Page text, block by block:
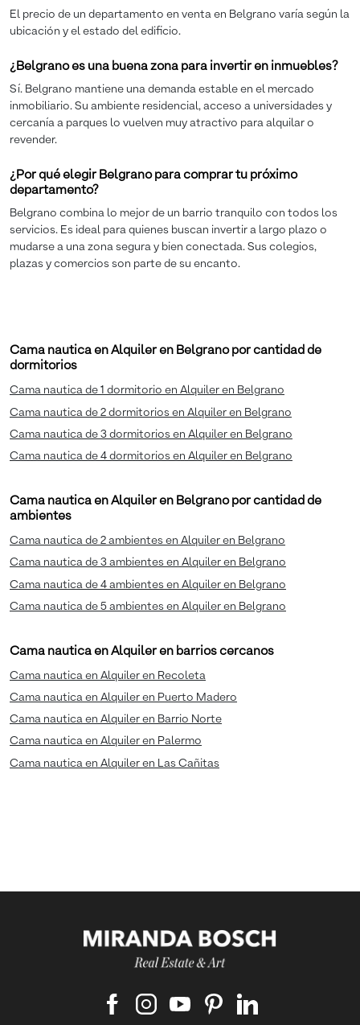
El precio de un departamento en venta en Belgrano varía según la
ubicación y el estado del edificio.
¿Belgrano es una buena zona para invertir en inmuebles?
Sí. Belgrano mantiene una demanda estable en el mercado
inmobiliario. Su ambiente residencial, acceso a universidades y
cercanía a parques lo vuelven muy atractivo para alquilar o
revender.
¿Por qué elegir Belgrano para comprar tu próximo
departamento?
Belgrano combina lo mejor de un barrio tranquilo con todos los
servicios. Es ideal para quienes buscan invertir a largo plazo o
mudarse a una zona segura y bien conectada. Sus colegios,
plazas y comercios son parte de su encanto.
Cama nautica en Alquiler en Belgrano por cantidad de
dormitorios
Cama nautica de 1 dormitorio en Alquiler en Belgrano
Cama nautica de 2 dormitorios en Alquiler en Belgrano
Cama nautica de 3 dormitorios en Alquiler en Belgrano
Cama nautica de 4 dormitorios en Alquiler en Belgrano
Cama nautica en Alquiler en Belgrano por cantidad de
ambientes
Cama nautica de 2 ambientes en Alquiler en Belgrano
Cama nautica de 3 ambientes en Alquiler en Belgrano
Cama nautica de 4 ambientes en Alquiler en Belgrano
Cama nautica de 5 ambientes en Alquiler en Belgrano
Cama nautica en Alquiler en barrios cercanos
Cama nautica en Alquiler en Recoleta
Cama nautica en Alquiler en Puerto Madero
Cama nautica en Alquiler en Barrio Norte
Cama nautica en Alquiler en Palermo
Cama nautica en Alquiler en Las Cañitas